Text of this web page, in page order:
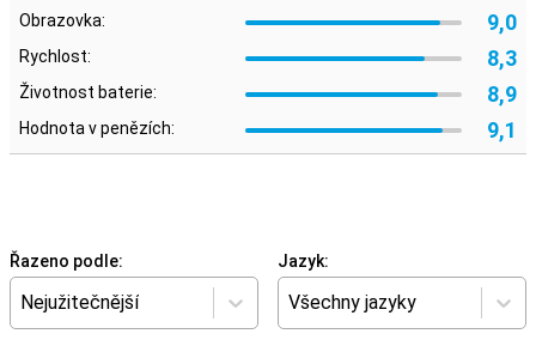
Obrazovka: 9,0
Rychlost: 8,3
Životnost baterie: 8,9
Hodnota v penězích: 9,1
Řazeno podle:
Nejužitečnější
Jazyk:
Všechny jazyky